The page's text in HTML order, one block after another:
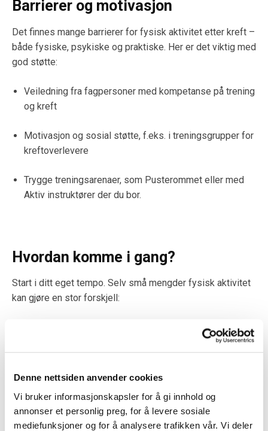
Denne nettsiden anvender cookies
Vi bruker informasjonskapsler for å gi innhold og
annonser et personlig preg, for å levere sosiale
mediefunksjoner og for å analysere trafikken vår. Vi deler
Barrierer og motivasjon
Det finnes mange barrierer for fysisk aktivitet etter kreft –
både fysiske, psykiske og praktiske. Her er det viktig med
god støtte:
Veiledning fra fagpersoner med kompetanse på trening
og kreft
Motivasjon og sosial støtte, f.eks. i treningsgrupper for
kreftoverlevere
Trygge treningsarenaer, som Pusterommet eller med
Aktiv instruktører der du bor.
Hvordan komme i gang?
Start i ditt eget tempo. Selv små mengder fysisk aktivitet
kan gjøre en stor forskjell:
Gå turer – Enkle og tilgjengelige for de fleste.
Sykkel eller svømming – Skånsomme aktiviteter som
også styrker kondisjonen.